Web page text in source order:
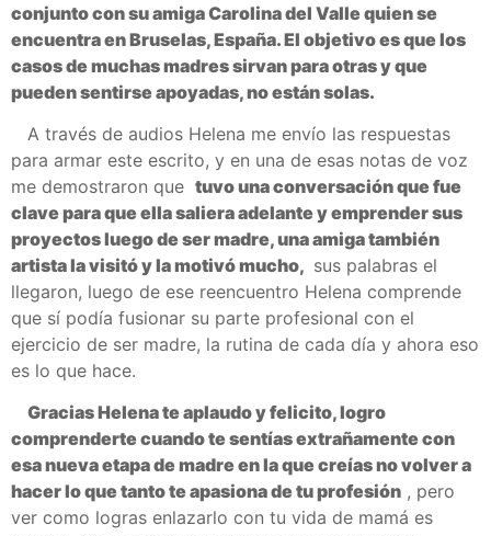
conjunto con su amiga Carolina del Valle quien se
encuentra en Bruselas, España.El objetivo es que los
casos de muchas madres sirvan para otras y que
pueden sentirse apoyadas, no están solas.
A través de audios Helena me envío las respuestas
para armar este escrito, y en una de esas notas de voz
me demostraron que tuvo una conversación que fue
clave para que ella saliera adelante y emprender sus
proyectos luego de ser madre, una amiga también
artista la visitó y la motivó mucho, sus palabras el
llegaron, luego de ese reencuentro Helena comprende
que sí podía fusionar su parte profesional con el
ejercicio de ser madre, la rutina de cada día y ahora eso
es lo que hace.
Gracias Helena te aplaudo y felicito, logro
comprenderte cuando te sentías extrañamente con
esa nueva etapa de madre en la que creías no volver a
hacer lo que tanto te apasiona de tu profesión , pero
ver como logras enlazarlo con tu vida de mamá es